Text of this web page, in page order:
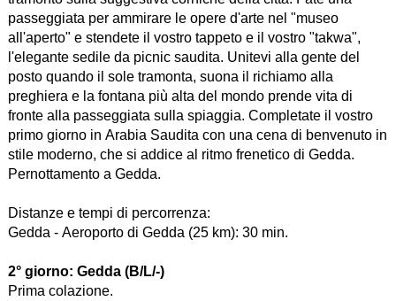
passeggiata per ammirare le opere d'arte nel "museo
all'aperto" e stendete il vostro tappeto e il vostro "takwa",
l'elegante sedile da picnic saudita. Unitevi alla gente del
posto quando il sole tramonta, suona il richiamo alla
preghiera e la fontana più alta del mondo prende vita di
fronte alla passeggiata sulla spiaggia. Completate il vostro
primo giorno in Arabia Saudita con una cena di benvenuto in
stile moderno, che si addice al ritmo frenetico di Gedda.
Pernottamento a Gedda.
Distanze e tempi di percorrenza:
Gedda - Aeroporto di Gedda (25 km): 30 min.
2° giorno: Gedda (B/L/-)
Prima colazione.